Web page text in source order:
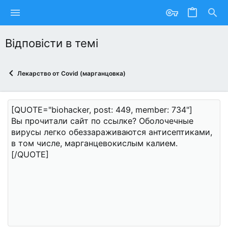
Відповісти в темі
Лекарство от Covid (марганцовка)